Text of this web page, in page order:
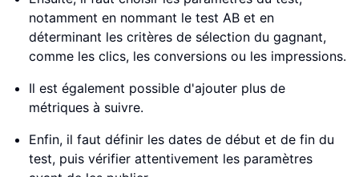
notamment en nommant le test AB et en
déterminant les critères de sélection du gagnant,
comme les clics, les conversions ou les impressions.
Il est également possible d'ajouter plus de
métriques à suivre.
Enfin, il faut définir les dates de début et de fin du
test, puis vérifier attentivement les paramètres